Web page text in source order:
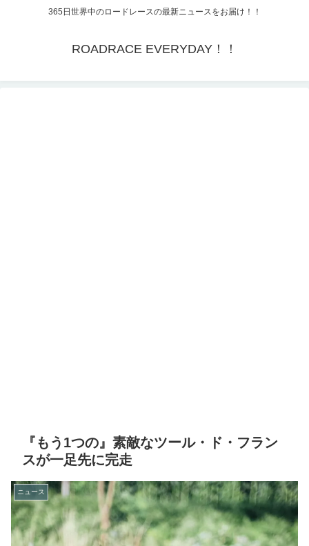
365日世界中のロードレースの最新ニュースをお届け！！
ROADRACE EVERYDAY！！
『もう1つの』素敵なツール・ド・フラン
スが一足先に完走
ニュース